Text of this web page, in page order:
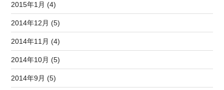
2015年1月 (4)
2014年12月 (5)
2014年11月 (4)
2014年10月 (5)
2014年9月 (5)